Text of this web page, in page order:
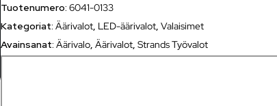
Tuotenumero:6041-0133
Kategoriat:Äärivalot LED-äärivalot ,Valaisimet
Avainsanat:Äärivalo ,Äärivalot ,Strands Työvalot